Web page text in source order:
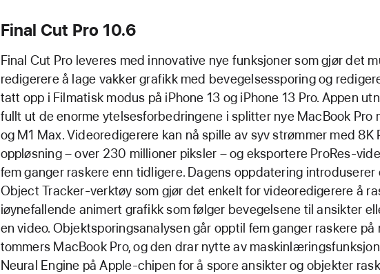
Final Cut Pro 10.6
Final Cut Pro leveres med innovative nye funksjoner som gjør det
redigerere å lage vakker grafikk med bevegelsessporing og
tatt opp i Filmatisk modus på iPhone 13 og iPhone 13 Pro. Appen
fullt ut de enorme ytelsesforbedringene i splitter nye MacBook Pro
og M1 Max. Videoredigerere kan nå spille av syv strømmer med 8K
oppløsning – over 230 millioner piksler – og eksportere ProRes-
fem ganger raskere enn tidligere. Dagens oppdatering
Object Tracker-verktøy som gjør det enkelt for videoredigerere å
iøynefallende animert grafikk som følger bevegelsene til ansikter
en video. Objektsporingsanalysen går opptil fem ganger raskere på
tommers MacBook Pro, og den drar nytte av
Neural Engine på Apple-chipen for å spore ansikter og objekter